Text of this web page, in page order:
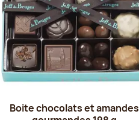
Boite chocolats et amandes